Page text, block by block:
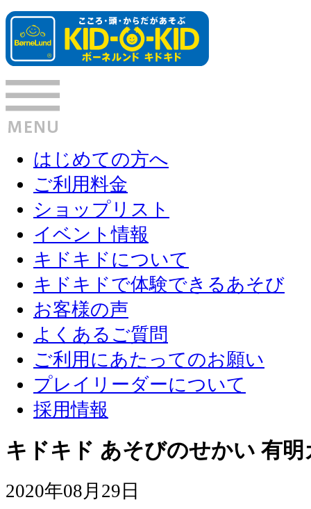
はじめての方へ
ご利用料金
ショップリスト
イベント情報
キドキドについて
キドキドで体験できるあそび
お客様の声
よくあるご質問
ご利用にあたってのお願い
プレイリーダーについて
採用情報
キドキド あそびのせかい 有
2020年08月29日